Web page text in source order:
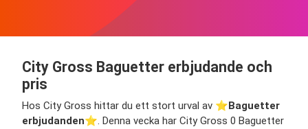
City Gross Baguetter erbjudande och
pris
Hos City Gross hittar du ett stort urval av ⭐️Baguetter
erbjudanden⭐️. Denna vecka har City Gross 0 Baguetter